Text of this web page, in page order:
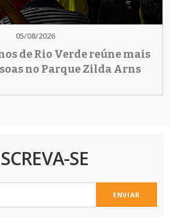
05/08/2026
de Rio Verde reúne mais
no Parque Zilda Arns
SE
ENVIAR